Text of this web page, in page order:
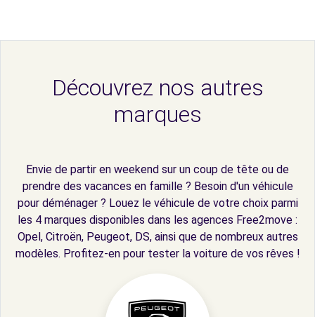
Découvrez nos autres
marques
Envie de partir en weekend sur un coup de tête ou de
prendre des vacances en famille ? Besoin d'un véhicule
pour déménager ? Louez le véhicule de votre choix parmi
les 4 marques disponibles dans les agences Free2move :
Opel, Citroën, Peugeot, DS, ainsi que de nombreux autres
modèles. Profitez-en pour tester la voiture de vos rêves !